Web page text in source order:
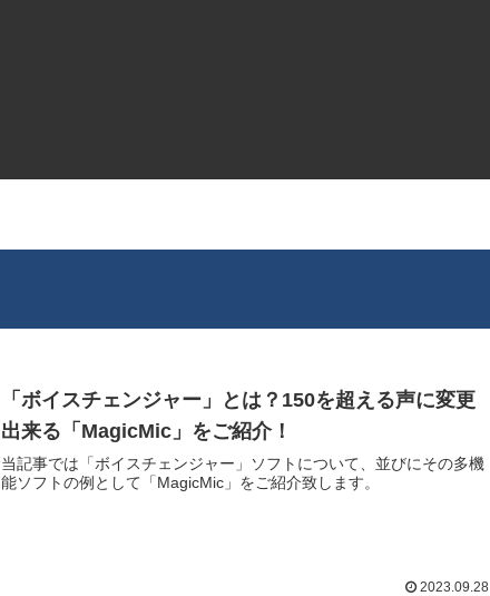
「ボイスチェンジャー」とは？150を超える声に変更
出来る「MagicMic」をご紹介！
当記事では「ボイスチェンジャー」ソフトについて、並びにその多機
能ソフトの例として「MagicMic」をご紹介致します。
2023.09.28